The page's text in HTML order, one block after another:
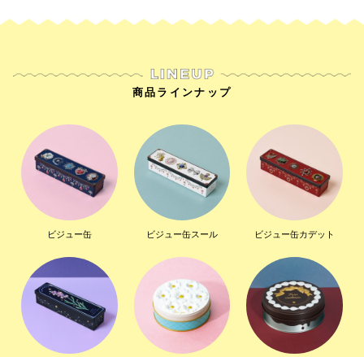
商品ラインナップ
ビジュー缶 ビジュー缶スール ビジュー缶カデット